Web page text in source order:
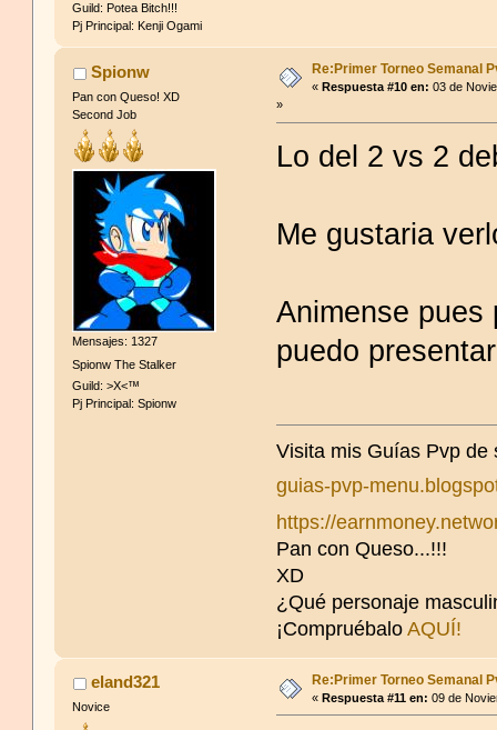
Guild: Potea Bitch!!!
Pj Principal: Kenji Ogami
Spionw
Pan con Queso! XD
Second Job
Mensajes: 1327
Spionw The Stalker
Guild: >X<™
Pj Principal: Spionw
Re:Primer Torneo Semanal
«Respuesta #10 en: 03 de
»
Lo del 2 vs 2
Me gustaria
Animense pues
puedo
Visita mis Guías Pvp
guias-pvp-
https://
Pan con Queso...!!!
XD
¿Qué personaje
¡CompruébaloAQUÍ!
eland321
Novice
Re:Primer Torneo Semanal
«Respuesta #11 en: 09 de